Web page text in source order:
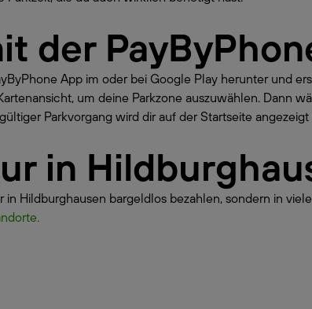
der
App im oder bei Google Play herunter und
um deine Parkzone auszuwählen. Dann
Parkvorgang wird dir auf der Startseite
in
Hildburghausen bargeldlos bezahlen, sondern in